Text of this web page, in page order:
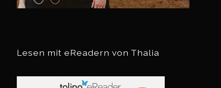
Lesen mit eReadern von Thalia